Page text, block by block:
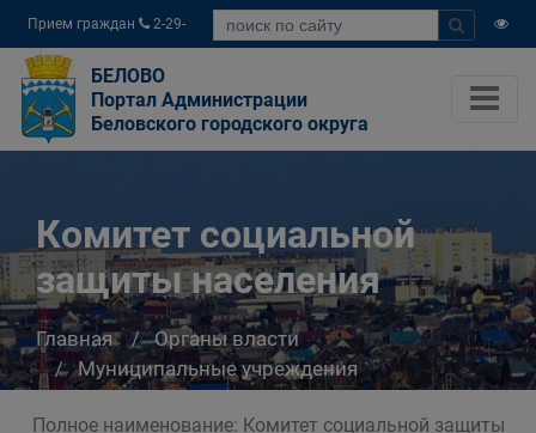
Прием граждан
2-29-
04
БЕЛОВО
Портал Администрации
Беловского городского округа
Комитет социальной
защиты населения
Главная
Органы власти
Муниципальные учреждения
Комитет социальной защиты населения
Полное наименование: Комитет социальной защиты